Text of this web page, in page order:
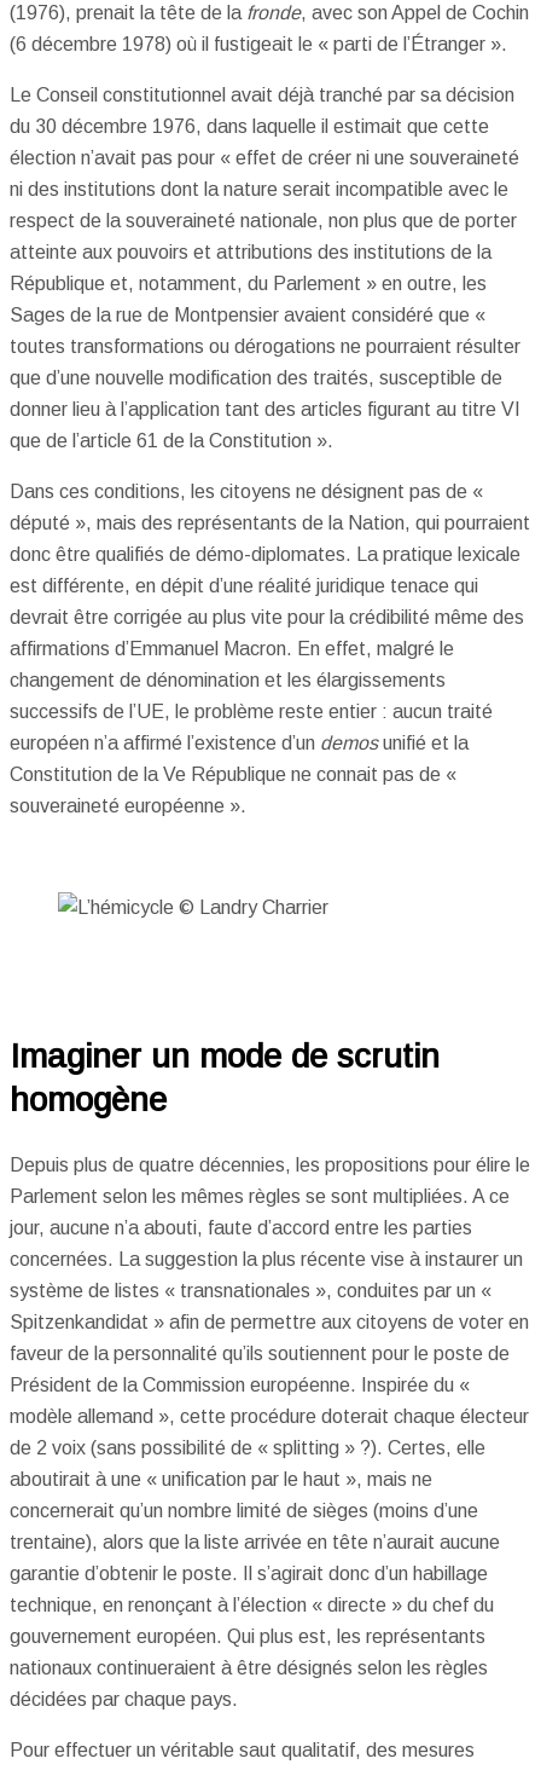
(1976), prenait la tête de la fronde, avec son Appel de Cochin
(6 décembre 1978) où il fustigeait le « parti de l’Étranger ».
Le Conseil constitutionnel avait déjà tranché par sa décision
du 30 décembre 1976, dans laquelle il estimait que cette
élection n’avait pas pour « effet de créer ni une souveraineté
ni des institutions dont la nature serait incompatible avec le
respect de la souveraineté nationale, non plus que de porter
atteinte aux pouvoirs et attributions des institutions de la
République et, notamment, du Parlement » en outre, les
Sages de la rue de Montpensier avaient considéré que «
toutes transformations ou dérogations ne pourraient résulter
que d’une nouvelle modification des traités, susceptible de
donner lieu à l’application tant des articles figurant au titre VI
que de l’article 61 de la Constitution ».
Dans ces conditions, les citoyens ne désignent pas de «
député », mais des représentants de la Nation, qui pourraient
donc être qualifiés de démo-diplomates. La pratique lexicale
est différente, en dépit d’une réalité juridique tenace qui
devrait être corrigée au plus vite pour la crédibilité même des
affirmations d’Emmanuel Macron. En effet, malgré le
changement de dénomination et les élargissements
successifs de l’UE, le problème reste entier : aucun traité
européen n’a affirmé l’existence d’un demosunifié et la
Constitution de la Ve République ne connait pas de «
souveraineté européenne ».
Imaginer un mode de scrutin
homogène
Depuis plus de quatre décennies, les propositions pour élire le
Parlement selon les mêmes règles se sont multipliées. A ce
jour, aucune n’a abouti, faute d’accord entre les parties
concernées. La suggestion la plus récente vise à instaurer un
système de listes « transnationales », conduites par un «
Spitzenkandidat » afin de permettre aux citoyens de voter en
faveur de la personnalité qu’ils soutiennent pour le poste de
Président de la Commission européenne. Inspirée du «
modèle allemand », cette procédure doterait chaque électeur
de 2 voix (sans possibilité de « splitting » ?). Certes, elle
aboutirait à une « unification par le haut », mais ne
concernerait qu’un nombre limité de sièges (moins d’une
trentaine), alors que la liste arrivée en tête n’aurait aucune
garantie d’obtenir le poste. Il s’agirait donc d’un habillage
technique, en renonçant à l’élection « directe » du chef du
gouvernement européen. Qui plus est, les représentants
nationaux continueraient à être désignés selon les règles
décidées par chaque pays.
Pour effectuer un véritable saut qualitatif, des mesures